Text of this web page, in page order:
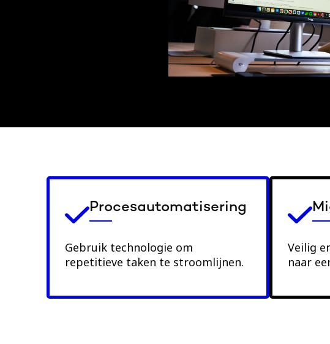
Procesautomatisering
Gebruik technologie om
repetitieve taken te stroomlijnen.
Veilig
naar